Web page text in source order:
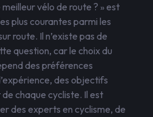
vélo de route ? » est
plus courantes parmi les
route. Il n’existe pas de
question, car le choix du
des préférences
des objectifs
chaque cycliste. Il est
des experts en cyclisme, de